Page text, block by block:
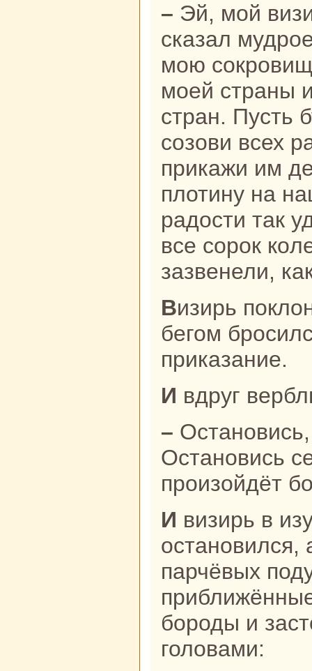
– Эй, мой визирь! Сегодня ты
сказал
мою
моей стpaны
стpaн. Пусть
созови всех
прикажи им
плотину нa
paдости так
все сорок
зазвенели,
Визирь поклонился хану в землю и
бегом
приказание.
И вдруг
– Остановись, визирь-ага!
Остановись
произойдёт
И визирь в изумлении
остановился,
парчёвых
бороды и
головами: